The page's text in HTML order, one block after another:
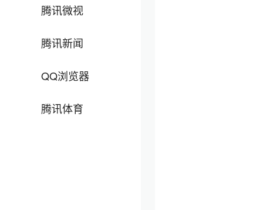
腾讯微视
腾讯新闻
QQ浏览器
腾讯体育